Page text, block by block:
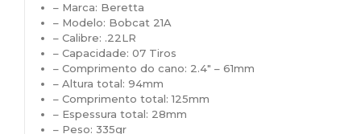
– Marca: Beretta
– Modelo: Bobcat 21A
– Calibre: .22LR
– Capacidade: 07 Tiros
– Comprimento do cano: 2.4″ – 61mm
– Altura total: 94mm
– Comprimento total: 125mm
– Espessura total: 28mm
– Peso: 335gr